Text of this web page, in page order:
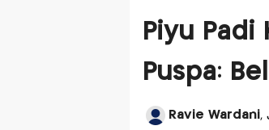
Piyu
Puspa:
Ravie Wardani,